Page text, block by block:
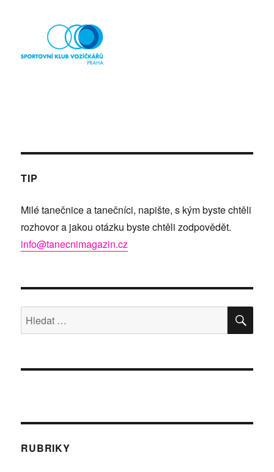
TIP
Milé tanečnice a tanečníci, napište, s kým byste chtěli
rozhovor a jakou otázku byste chtěli zodpovědět.
info@tanecnimagazin.cz
Hledat:
RUBRIKY